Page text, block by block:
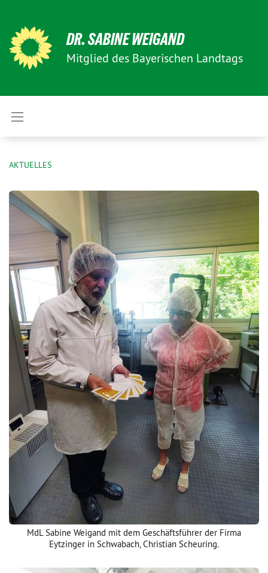
DR. SABINE WEIGAND
Mitglied des Bayerischen Landtags
AKTUELLES
MdL Sabine Weigand mit dem Geschäftsführer der Firma
Eytzinger in Schwabach, Christian Scheuring.